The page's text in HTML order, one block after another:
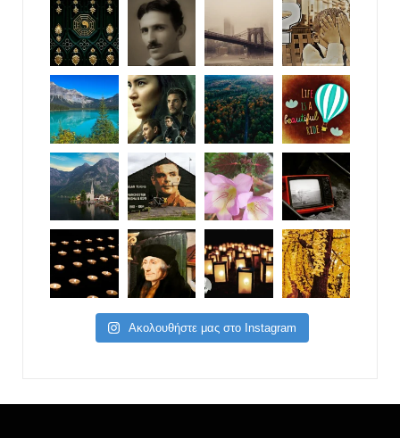
Ακολουθήστε μας στο Instagram